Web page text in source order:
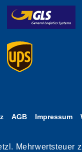
AGB Impressum
Mehrwertsteuer